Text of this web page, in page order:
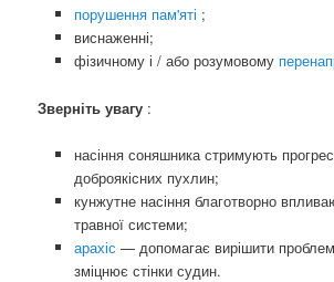
порушення пам'яті ;
виснаженні;
фізичному і / або розумовому
Зверніть увагу :
насіння соняшника стримують
доброякісних пухлин;
кунжутне насіння благотворно
травної системи;
арахіс — допомагає вирішити
зміцнює стінки судин.